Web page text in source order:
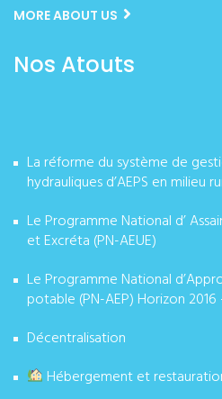
MORE ABOUT US
Nos Atouts
La réforme du système de
hydrauliques d’AEPS en milieu
Le Programme National d’
et Excréta (PN-AEUE)
Le Programme National
potable (PN-AEP) Horizon 2016
Décentralisation
Hébergement et